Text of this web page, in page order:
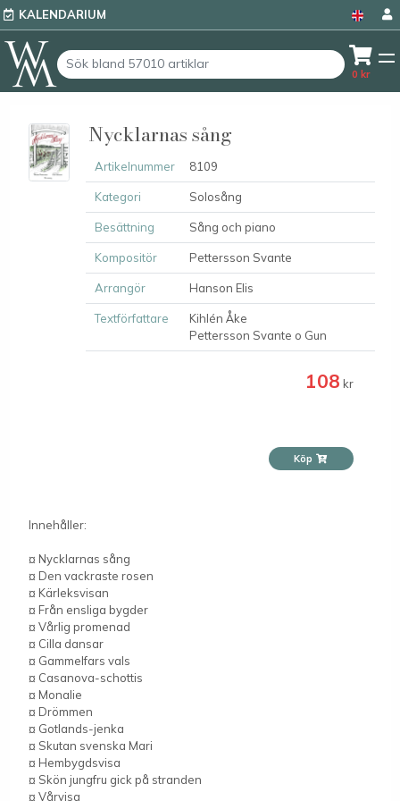
KALENDARIUM
0 kr
Nycklarnas sång
Artikelnummer 8109
Kategori Solosång
Besättning Sång och piano
Kompositör Pettersson Svante
Arrangör Hanson Elis
Textförfattare
Kihlén Åke
Pettersson Svante o Gun
108 kr
Köp
Innehåller:
¤ Nycklarnas sång
¤ Den vackraste rosen
¤ Kärleksvisan
¤ Från ensliga bygder
¤ Vårlig promenad
¤ Cilla dansar
¤ Gammelfars vals
¤ Casanova-schottis
¤ Monalie
¤ Drömmen
¤ Gotlands-jenka
¤ Skutan svenska Mari
¤ Hembygdsvisa
¤ Skön jungfru gick på stranden
¤ Vårvisa